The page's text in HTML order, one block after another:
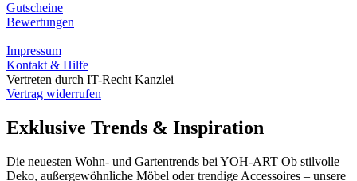
Gutscheine
Bewertungen
Impressum
Kontakt & Hilfe
Vertreten durch IT-Recht Kanzlei
Vertrag widerrufen
Exklusive Trends & Inspiration
Die neuesten Wohn- und Gartentrends bei YOH‑ART Ob stilvolle
Deko, außergewöhnliche Möbel oder trendige Accessoires – unsere